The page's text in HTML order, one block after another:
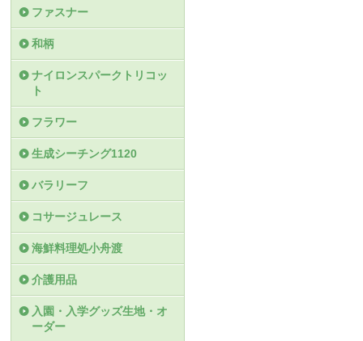
ファスナー
和柄
ナイロンスパークトリコッ
ト
フラワー
生成シーチング1120
バラリーフ
コサージュレース
海鮮料理処小舟渡
介護用品
入園・入学グッズ生地・オ
ーダー